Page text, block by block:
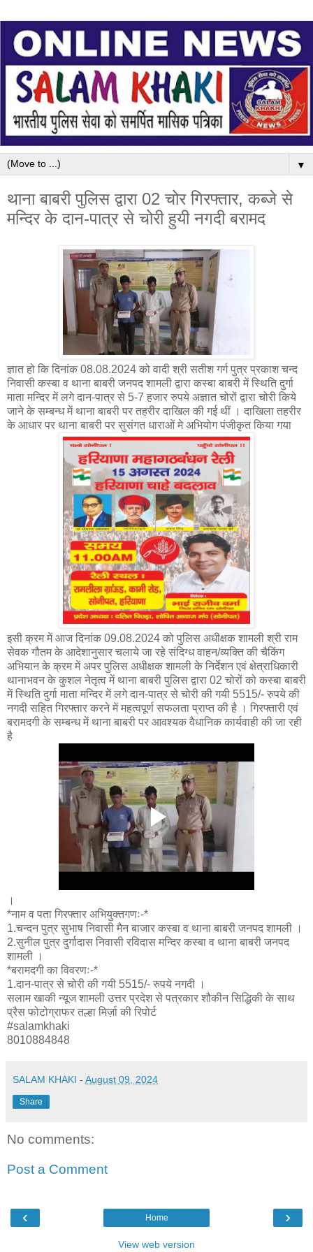
▼
थाना बाबरी पुलिस द्वारा 02 चोर गिरफ्तार, कब्जे से
मन्दिर के दान-पात्र से चोरी हुयी नगदी बरामद
ज्ञात हो कि दिनांक 08.08.2024 को वादी श्री सतीश गर्ग पुत्र प्रकाश चन्द
निवासी कस्बा व थाना बाबरी जनपद शामली द्वारा कस्बा बाबरी में स्थिति दुर्गा
माता मन्दिर में लगे दान-पात्र से 5-7 हजार रुपये अज्ञात चोरों द्वारा चोरी किये
जाने के सम्बन्ध में थाना बाबरी पर तहरीर दाखिल की गई थीं । दाखिला तहरीर
के आधार पर थाना बाबरी पर सुसंगत धाराओं मे अभियोग पंजीकृत किया गया
इसी क्रम में आज दिनांक 09.08.2024 को पुलिस अधीक्षक शामली श्री राम
सेवक गौतम के आदेशानुसार चलाये जा रहे संदिग्ध वाहन/व्यक्ति की चैकिंग
अभियान के क्रम में अपर पुलिस अधीक्षक शामली के निर्देशन एवं क्षेत्राधिकारी
थानाभवन के कुशल नेतृत्व में थाना बाबरी पुलिस द्वारा 02 चोरों को कस्बा बाबरी
में स्थिति दुर्गा माता मन्दिर में लगे दान-पात्र से चोरी की गयी 5515/- रुपये की
नगदी सहित गिरफ्तार करने में महत्वपूर्ण सफलता प्राप्त की है । गिरफ्तारी एवं
बरामदगी के सम्बन्ध में थाना बाबरी पर आवश्यक वैधानिक कार्यवाही की जा रही
है
।
*नाम व पता गिरफ्तार अभियुक्तगणः-*
1.चन्दन पुत्र सुभाष निवासी मैन बाजार कस्बा व थाना बाबरी जनपद शामली ।
2.सुनील पुत्र दुर्गादास निवासी रविदास मन्दिर कस्बा व थाना बाबरी जनपद
शामली ।
*बरामदगी का विवरणः-*
1.दान-पात्र से चोरी की गयी 5515/- रुपये नगदी ।
सलाम खाकी न्यूज शामली उत्तर प्रदेश से पत्रकार शौकीन सिद्धिकी के साथ
प्रैस फोटोग्राफर तल्हा मिर्ज़ा की रिपोर्ट
#salamkhaki
8010884848
SALAM KHAKI - August 09, 2024
Share
No comments:
Post a Comment
‹ ›
Home
View web version